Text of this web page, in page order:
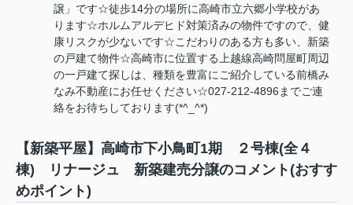
譲」です☆徒歩14分の場所に高崎市立六郷小学校があ
ります☆ホルムアルデヒド対策済みの物件ですので、健
康リスクが少ないです☆こだわりのある方も多い、新築
の戸建て物件☆高崎市に位置する上越線高崎問屋町周辺
の一戸建て探しは、種類を豊富にご紹介している前橋み
なみ不動産にお任せください☆027-212-4896までご連
絡をお待ちしております(*^_^*)
【新築平屋】高崎市下小鳥町1期 ２号棟(全４
棟) リナージュ 新築建売分譲のコメント(おすす
めポイント)